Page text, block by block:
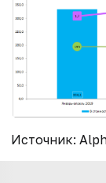
Источник: